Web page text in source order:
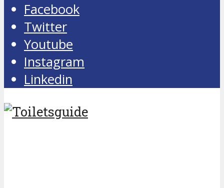
Facebook
Twitter
Youtube
Instagram
Linkedin